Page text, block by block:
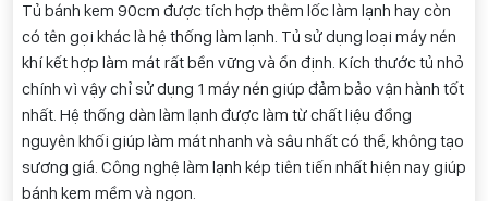
Tủ bánh kem 90cm được tích hợp thêm lốc làm lạnh hay còn
có tên gọi khác là hệ thống làm lạnh. Tủ sử dụng loại máy nén
khí kết hợp làm mát rất bền vững và ổn định. Kích thước tủ nhỏ
chính vì vậy chỉ sử dụng 1 máy nén giúp đảm bảo vận hành tốt
nhất. Hệ thống dàn làm lạnh được làm từ chất liệu đồng
nguyên khối giúp làm mát nhanh và sâu nhất có thể, không tạo
sương giá. Công nghệ làm lạnh kép tiên tiến nhất hiện nay giúp
bánh kem mềm và ngon.